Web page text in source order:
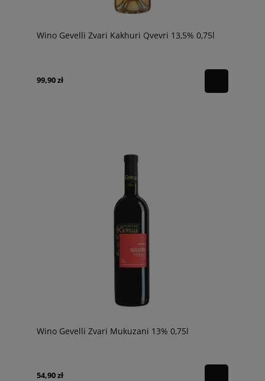
Wino Gevelli Zvari Kakhuri Qvevri 13,5% 0,75l
99,90 zł
Wino Gevelli Zvari Mukuzani 13% 0,75l
54,90 zł